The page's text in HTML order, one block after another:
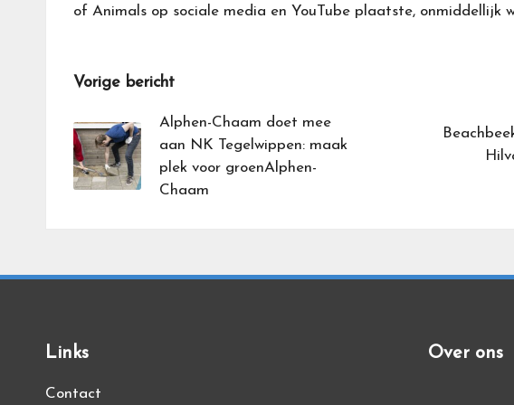
of Animals op sociale media en YouTube plaatste, onmiddellijk
Bericht
navigatie
Vorige bericht
Alphen-Chaam doet mee
aan NK Tegelwippen: maak
plek voor groenAlphen-
Chaam
Links
Contact
Over ons